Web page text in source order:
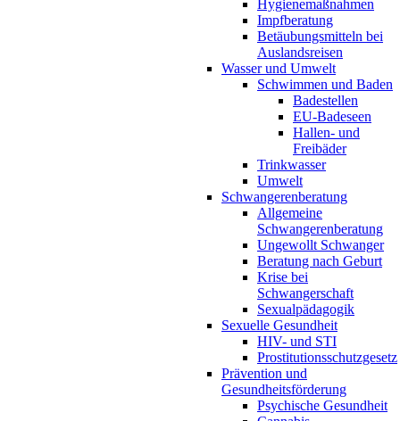
Hygienemaßnahmen
Impfberatung
Betäubungsmitteln bei
Auslandsreisen
Wasser und Umwelt
Schwimmen und Baden
Badestellen
EU-Badeseen
Hallen- und
Freibäder
Trinkwasser
Umwelt
Schwangerenberatung
Allgemeine
Schwangerenberatung
Ungewollt Schwanger
Beratung nach Geburt
Krise bei
Schwangerschaft
Sexualpädagogik
Sexuelle Gesundheit
HIV- und STI
Prostitutionsschutzgesetz
Prävention und
Gesundheitsförderung
Psychische Gesundheit